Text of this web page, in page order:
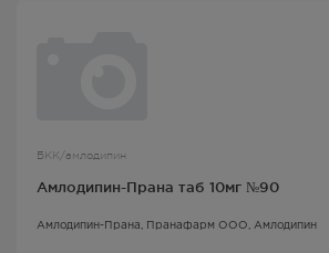
БКК/амлодипин
Амлодипин-Прана таб 10мг №90
Амлодипин-Прана , Пранафарм ООО, Амлодипин